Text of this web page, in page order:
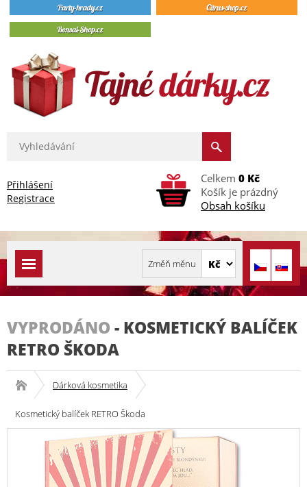
Přihlášení
Registrace
Celkem 0 Kč
Košík je prázdný
Obsah košíku
VYPRODÁNO - KOSMETICKÝ BALÍČEK
RETRO ŠKODA
Dárková kosmetika
Kosmetický balíček RETRO Škoda